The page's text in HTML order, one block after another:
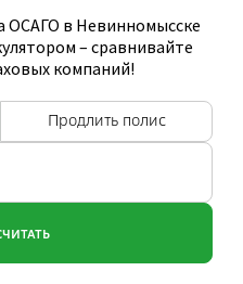
ОСАГО в Невинномысске
– сравнивайте
компаний!